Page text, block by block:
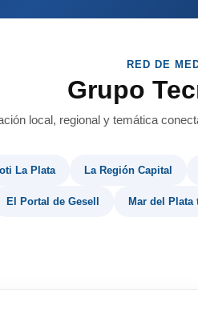
RED DE
Grupo
local, regional y temática
La Plata La Región Capital
El Portal de Gesell Mar del Plata